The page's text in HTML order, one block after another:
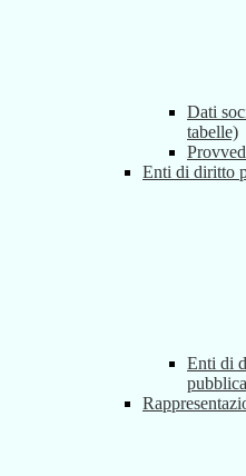
Dati
tabelle)
Enti di diritto
Enti di